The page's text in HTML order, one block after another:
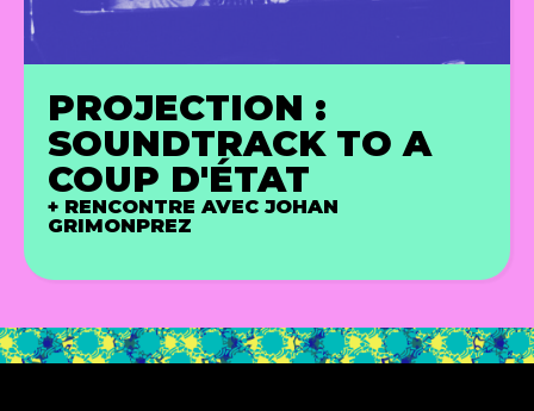
PROJECTION :
SOUNDTRACK TO A
COUP D'ÉTAT
+ RENCONTRE AVEC JOHAN
GRIMONPREZ